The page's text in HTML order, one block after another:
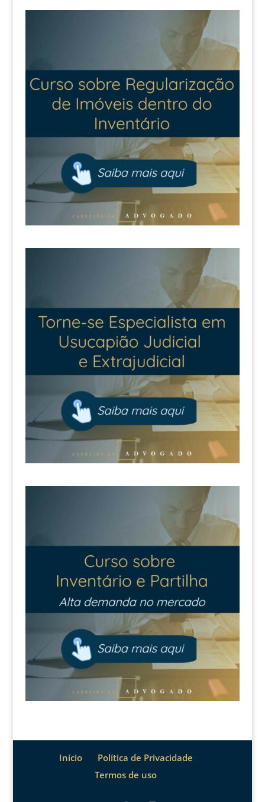
Início
Política de Privacidade
Termos de uso